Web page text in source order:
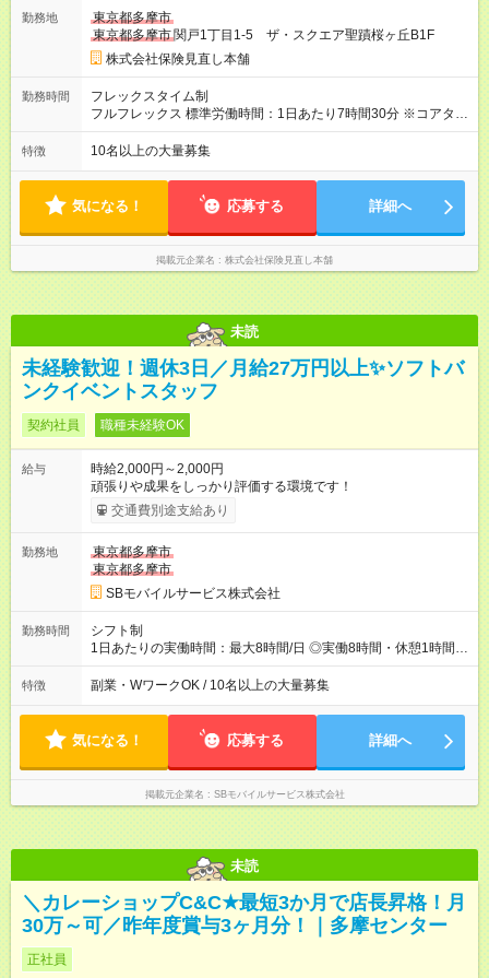
ンセンティブをご用意。実際に、1回のインセンティブで200万
円を手にした先輩もいます！ 【試用期間】試用期間あり 試用期
間の長さ：3ヶ月 雇用形態、給与は本採用時と同じです。
勤務地
東京都多摩市
東京都多摩市 関戸1丁目1-5 ザ・スクエア聖蹟桜ヶ丘B1F
株式会社保険見直し本舗
勤務時間
フレックスタイム制
フルフレックス 標準労働時間：1日あたり7時間30分 ※コアタイ
ム無 ※店舗営業時間に応じて早番・遅番対応あり ★柔軟な働き
方を実現 毎月希望を提出しシフトを決める為、 仕事とプライベ
は、 「子どものお迎えに合わせて早めに退勤」 「予定があるの
で遅めに出社」など、 ライフスタイルに合わせた働き方も徐々
に可能です。
特徴 10名以上の大量募集
気になる！ 応募する 詳細へ
掲載元企業名 株式会社保険見直し本舗
未読
未経験歓迎！週休3日／月給27万円以上✨ソフトバ
ンクイベントスタッフ
契約社員 職種未経験OK
給与
時給2,000円～2,000円
頑張りや成果をしっかり評価する環境です！
交通費別途支給あり
勤務地
東京都多摩市
東京都多摩市
SBモバイルサービス株式会社
勤務時間
シフト制
1日あたりの実働時間：最大8時間/日 ◎実働8時間・休憩1時間 ◎
残業は月平均5時間程度です
特徴 副業・WワークOK / 10名以上の大量募集
気になる！ 応募する 詳細へ
掲載元企業名 SBモバイルサービス株式会社
未読
＼カレーショップC&C★最短3か月で店長昇格！月
30万～可／昨年度賞与3ヶ月分！｜多摩センター
正社員